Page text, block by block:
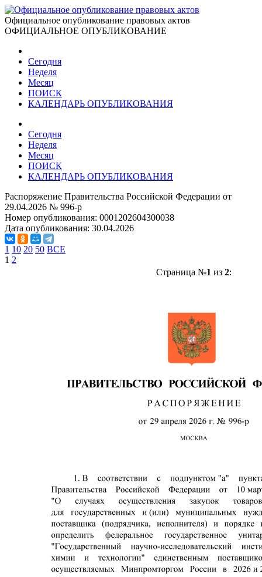
Официальное опубликование правовых актов
ОФИЦИАЛЬНОЕ ОПУБЛИКОВАНИЕ
Сегодня
Неделя
Месяц
ПОИСК
КАЛЕНДАРЬ ОПУБЛИКОВАНИЯ
Сегодня
Неделя
Месяц
ПОИСК
КАЛЕНДАРЬ ОПУБЛИКОВАНИЯ
Распоряжение Правительства Российской Федерации от
29.04.2026 № 996-р
Номер опубликования: 0001202604300038
Дата опубликования: 30.04.2026
1 10 20 50 ВСЕ
1 2
Страница №1 из 2: